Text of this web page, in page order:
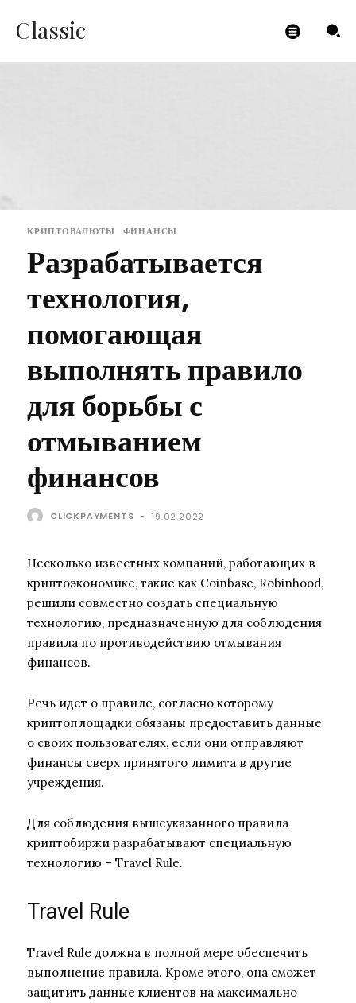
Classic
КРИПТОВАЛЮТЫ ФИНАНСЫ
Разрабатывается
технология,
помогающая
выполнять правило
для борьбы с
отмыванием
финансов
CLICKPAYMENTS - 19.02.2022
Несколько известных компаний, работающих в
криптоэкономике, такие как Coinbase, Robinhood,
решили совместно создать специальную
технологию, предназначенную для соблюдения
правила по противодействию отмывания
финансов.
Речь идет о правиле, согласно которому
криптоплощадки обязаны предоставить данные
о своих пользователях, если они отправляют
финансы сверх принятого лимита в другие
учреждения.
Для соблюдения вышеуказанного правила
криптобиржи разрабатывают специальную
технологию – Travel Rule.
Travel Rule
Travel Rule должна в полной мере обеспечить
выполнение правила. Кроме этого, она сможет
защитить данные клиентов на максимально